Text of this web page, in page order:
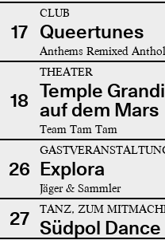
17
CLUB
Queertunes
Anthems Remixed
18
THEATER
Temple
auf dem Mars
Team Tam Tam
26 Explora
Jäger & Sammler
27 TANZ, ZUM
Südpol Dance